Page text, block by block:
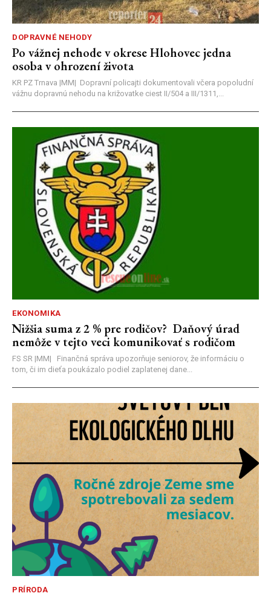
DOPRAVNÉ NEHODY
Po vážnej nehode v okrese Hlohovec jedna
osoba v ohrození života
KR PZ Trnava |MM| Dopravní policajti dokumentovali včera popoludní
vážnu dopravnú nehodu na križovatke ciest II/504 a III/1311,...
EKONOMIKA
Nižšia suma z 2 % pre rodičov? Daňový úrad
nemôže v tejto veci komunikovať s rodičom
FS SR |MM| Finančná správa upozorňuje seniorov, že informáciu o
tom, či im dieťa poukázalo podiel zaplatenej dane...
PRÍRODA